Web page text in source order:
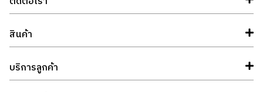
สินค้า
บริการลูกค้า